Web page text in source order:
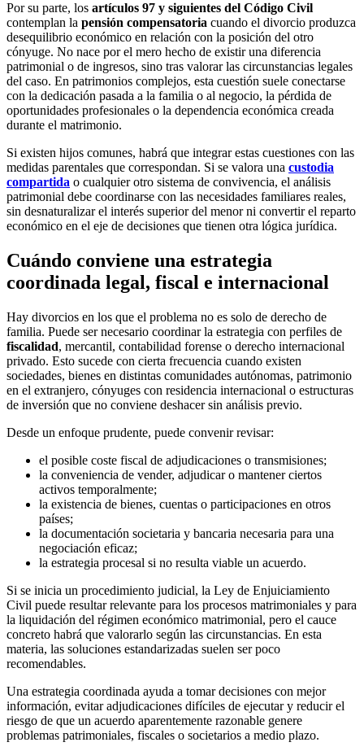
Por su parte, los artículos 97 y siguientes del Código Civil
contemplan la pensión compensatoria cuando el divorcio produzca
desequilibrio económico en relación con la posición del otro
cónyuge. No nace por el mero hecho de existir una diferencia
patrimonial o de ingresos, sino tras valorar las circunstancias legales
del caso. En patrimonios complejos, esta cuestión suele conectarse
con la dedicación pasada a la familia o al negocio, la pérdida de
oportunidades profesionales o la dependencia económica creada
durante el matrimonio.
Si existen hijos comunes, habrá que integrar estas cuestiones con las
medidas parentales que correspondan. Si se valora una custodia
compartida o cualquier otro sistema de convivencia, el análisis
patrimonial debe coordinarse con las necesidades familiares reales,
sin desnaturalizar el interés superior del menor ni convertir el reparto
económico en el eje de decisiones que tienen otra lógica jurídica.
Cuándo conviene una estrategia
coordinada legal, fiscal e internacional
Hay divorcios en los que el problema no es solo de derecho de
familia. Puede ser necesario coordinar la estrategia con perfiles de
fiscalidad, mercantil, contabilidad forense o derecho internacional
privado. Esto sucede con cierta frecuencia cuando existen
sociedades, bienes en distintas comunidades autónomas, patrimonio
en el extranjero, cónyuges con residencia internacional o estructuras
de inversión que no conviene deshacer sin análisis previo.
Desde un enfoque prudente, puede convenir revisar:
el posible coste fiscal de adjudicaciones o transmisiones;
la conveniencia de vender, adjudicar o mantener ciertos
activos temporalmente;
la existencia de bienes, cuentas o participaciones en otros
países;
la documentación societaria y bancaria necesaria para una
negociación eficaz;
la estrategia procesal si no resulta viable un acuerdo.
Si se inicia un procedimiento judicial, la Ley de Enjuiciamiento
Civil puede resultar relevante para los procesos matrimoniales y para
la liquidación del régimen económico matrimonial, pero el cauce
concreto habrá que valorarlo según las circunstancias. En esta
materia, las soluciones estandarizadas suelen ser poco
recomendables.
Una estrategia coordinada ayuda a tomar decisiones con mejor
información, evitar adjudicaciones difíciles de ejecutar y reducir el
riesgo de que un acuerdo aparentemente razonable genere
problemas patrimoniales, fiscales o societarios a medio plazo.